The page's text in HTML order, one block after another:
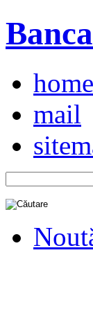
home
mail